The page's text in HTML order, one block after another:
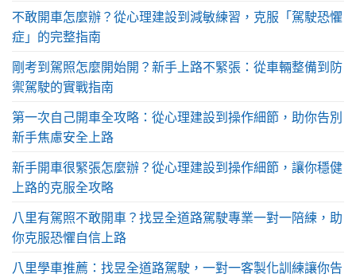
不敢開車怎麼辦？從心理建設到減敏練習，克服「駕駛恐懼
症」的完整指南
剛考到駕照怎麼開始開？新手上路不緊張：從車輛整備到防
禦駕駛的實戰指南
第一次自己開車全攻略：從心理建設到操作細節，助你告別
新手焦慮安全上路
新手開車很緊張怎麼辦？從心理建設到操作細節，讓你穩健
上路的克服全攻略
八里有駕照不敢開車？找昱全道路駕駛專業一對一陪練，助
你克服恐懼自信上路
八里學車推薦：找昱全道路駕駛，一對一客製化訓練讓你告